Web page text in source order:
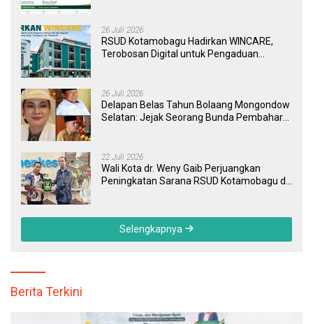
26 Juli 2026
RSUD Kotamobagu Hadirkan WINCARE,
Terobosan Digital untuk Pengaduan
26 Juli 2026
Delapan Belas Tahun Bolaang Mongondow
Selatan: Jejak Seorang Bunda Pembaharu
22 Juli 2026
Wali Kota dr. Weny Gaib Perjuangkan
Peningkatan Sarana RSUD Kotamobagu di
Selengkapnya
Berita Terkini